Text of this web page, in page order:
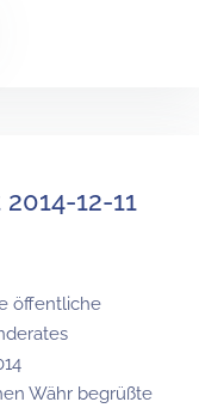
12-11
öffentliche
Währ begrüßte